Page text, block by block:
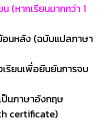
(หากเรียนมากกว่า 1
นหลัง (ฉบับแปลภาษา
รียนเพื่อยืนยันการจบ
นภาษาอังกฤษ
certificate)